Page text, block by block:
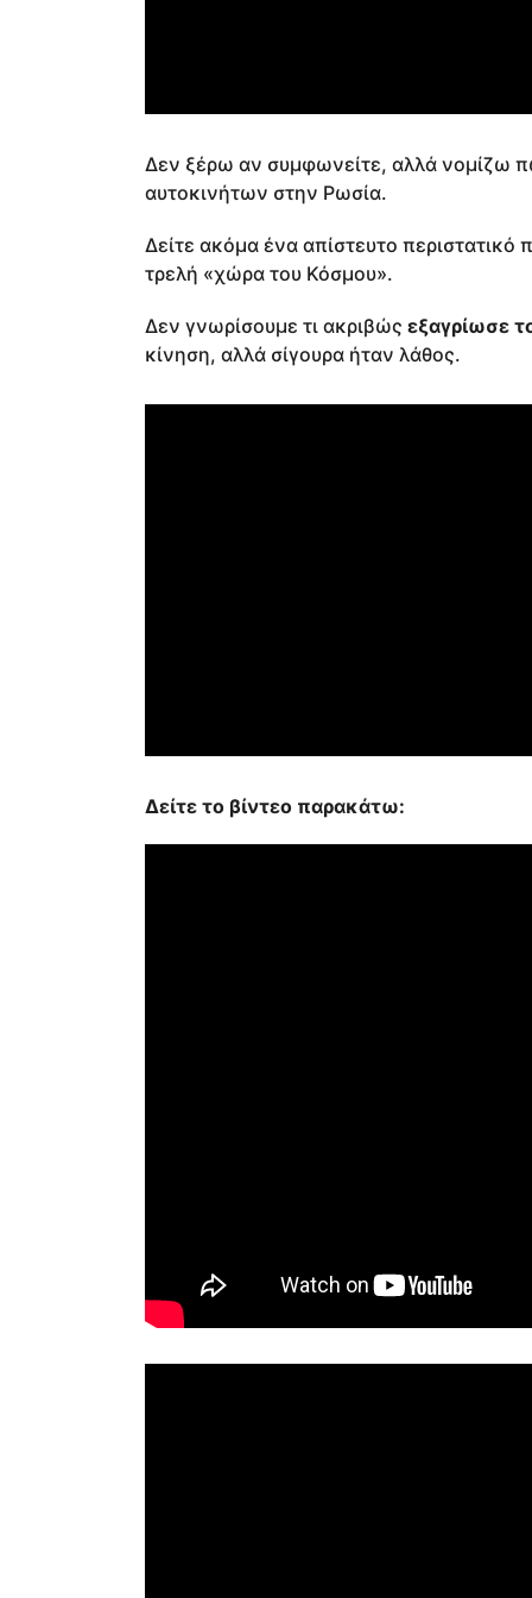
Δεν ξέρω αν συμφωνείτε, αλλά νομίζω
αυτοκινήτων στην Ρωσία.
Δείτε ακόμα ένα απίστευτο περιστατικό
τρελή «χώρα του Κόσμου».
Δεν γνωρίσουμε τι ακριβώς εξαγρίωσε
κίνηση, αλλά σίγουρα ήταν λάθος.
Δείτε το βίντεο παρακάτω: